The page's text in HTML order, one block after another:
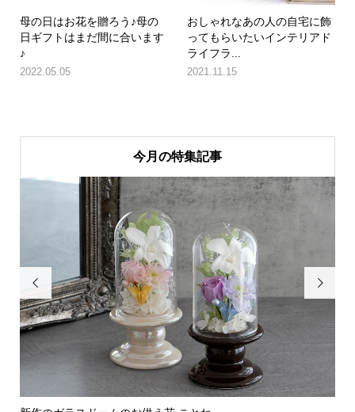
母の日はお花を贈ろう♪母の
日ギフトはまだ間に合います
♪
2022.05.05
おしゃれなあの人の自宅に飾
ってもらいたいインテリアド
ライフラ...
2021.11.15
今月の特集記事
 